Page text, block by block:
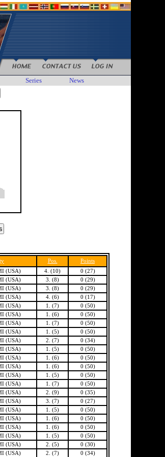
Series News
Pos.
Points
(USA) 4. (10)
0 (27)
(USA) 3. (8)
0 (29)
(USA) 3. (8)
0 (29)
(USA) 4. (6)
0 (17)
(USA) 1. (7)
0 (50)
(USA) 1. (6)
0 (50)
(USA) 1. (7)
0 (50)
(USA) 1. (5)
0 (50)
(USA) 2. (7)
0 (34)
(USA) 1. (5)
0 (50)
(USA) 1. (6)
0 (50)
(USA) 1. (6)
0 (50)
(USA) 1. (5)
0 (50)
(USA) 1. (7)
0 (50)
(USA) 2. (9)
0 (35)
(USA) 3. (7)
0 (27)
(USA) 1. (5)
0 (50)
(USA) 1. (6)
0 (50)
(USA) 1. (6)
0 (50)
(USA) 1. (5)
0 (50)
(USA) 2. (5)
0 (30)
(USA) 2. (7) 0 (34)